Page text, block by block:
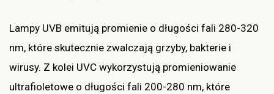
Lampy UVB emitują promienie o długości fali 280-320
nm, które skutecznie zwalczają grzyby, bakterie i
wirusy. Z kolei UVC wykorzystują promieniowanie
ultrafioletowe o długości fali 200-280 nm, które